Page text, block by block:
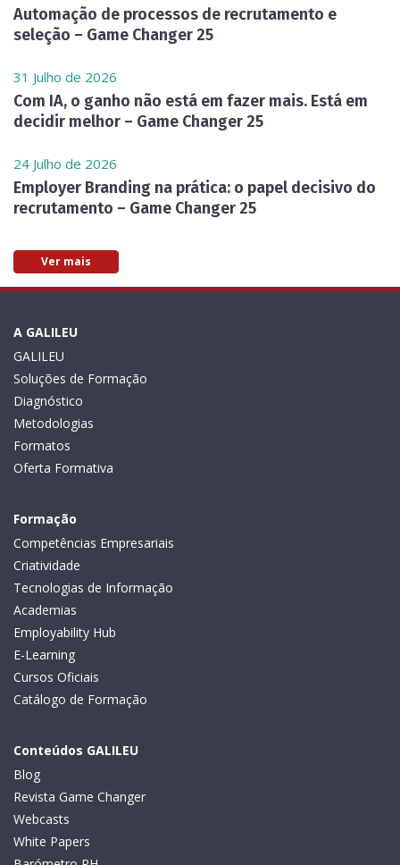
Automação de processos de recrutamento e
seleção – Game Changer 25
31 Julho de 2026
Com IA, o ganho não está em fazer mais. Está em
decidir melhor – Game Changer 25
24 Julho de 2026
Employer Branding na prática: o papel decisivo do
recrutamento – Game Changer 25
Ver mais
A GALILEU
GALILEU
Soluções de Formação
Diagnóstico
Metodologias
Formatos
Oferta Formativa
Formação
Competências Empresariais
Criatividade
Tecnologias de Informação
Academias
Employability Hub
E-Learning
Cursos Oficiais
Catálogo de Formação
Conteúdos GALILEU
Blog
Revista Game Changer
Webcasts
White Papers